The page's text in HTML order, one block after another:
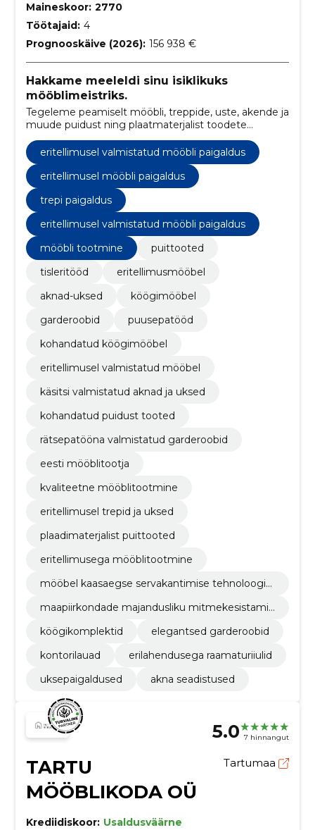
Maineskoor: 2770
Töötajaid: 4
Prognooskäive (2026): 156 938 €
Hakkame meeleldi sinu isiklikuks
mööblimeistriks.
Tegeleme peamiselt mööbli, treppide, uste, akende ja
muude puidust ning plaatmaterjalist toodete
valmistamisega eritellimusel.
eritellimusel valmistatud mööbli paigaldus
eritellimusel mööbli paigaldus
trepi paigaldus
eritellimusel valmistatud mööbli paigaldus
mööbli tootmine
puittooted
tisleritööd
eritellimusmööbel
aknad-uksed
köögimööbel
garderoobid
puusepatööd
kohandatud köögimööbel
eritellimusel valmistatud mööbel
käsitsi valmistatud aknad ja uksed
kohandatud puidust tooted
rätsepatööna valmistatud garderoobid
eesti mööblitootja
kvaliteetne mööblitootmine
eritellimusel trepid ja uksed
plaadimaterjalist puittooted
eritellimusega mööblitootmine
mööbel kaasaegse servakantimise tehnoloogia
maapiirkondade majandusliku mitmekesistamis
köögikomplektid
elegantsed garderoobid
kontorilauad
erilahendusega raamaturiiulid
uksepaigaldused
akna seadistused
5.0 7 hinnangut
TARTU
MÖÖBLIKODA OÜ
Tartumaa
Krediidiskoor: Usaldusväärne